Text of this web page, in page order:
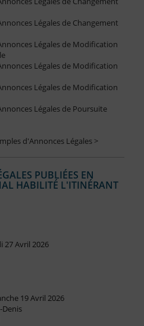
Légales de Changement
Légales de Modification
Légales de Modification
Légales de Modification
Légales de Poursuite
d'Annonces Légales >
PUBLIÉES EN
HABILITÉ L'ITINÉRANT
27 Avril 2026
19 Avril 2026
Denis